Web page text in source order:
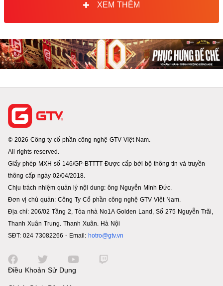
XEM THÊM
© 2026 Công ty cổ phần công nghệ GTV Việt Nam.
All rights reserved.
Giấy phép MXH số 146/GP-BTTTT Được cấp bởi bộ thông tin và truyền
thông cấp ngày 02/04/2018.
Chịu trách nhiệm quản lý nội dung: ông Nguyễn Minh Đức.
Đơn vị chủ quản: Công Ty Cổ phần công nghệ GTV Việt Nam.
Địa chỉ: 206/02 Tầng 2, Tòa nhà No1A Golden Land, Số 275 Nguyễn Trãi,
Thanh Xuân Trung. Thanh Xuân. Hà Nội
SĐT: 024 73082266 - Email: hotro@gtv.vn
Điều Khoản Sử Dụng